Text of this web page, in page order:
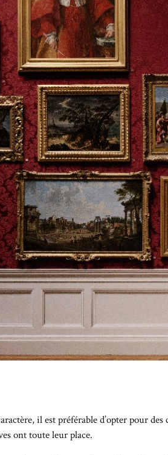
il est préférable d’opter pour
ont toute leur place.